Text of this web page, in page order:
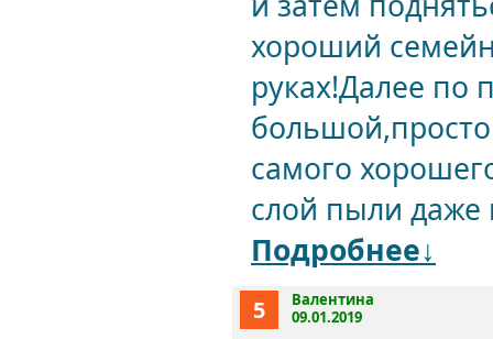
хороший
руках!Далее по
самого
слой пыли даже
Подробнее↓
5
Валентина
09.01.2019